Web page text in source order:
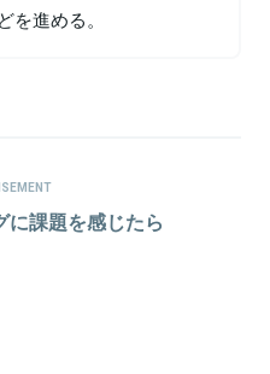
進める。
課題を感じたら